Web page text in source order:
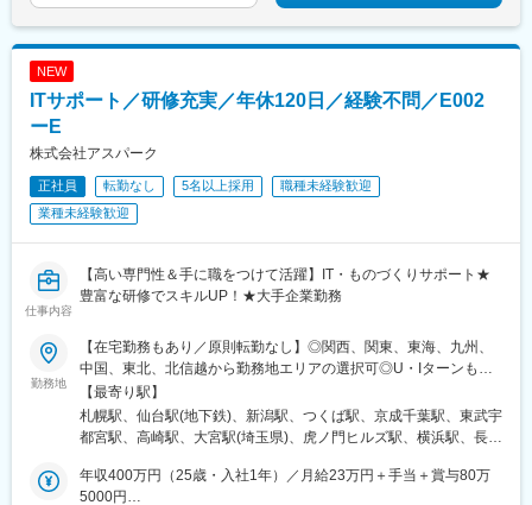
東比恵駅、渡辺橋駅、淀屋橋駅、鶴崎駅、西小倉駅、二島駅、今
池駅(福岡県)、上鳥羽口駅、竹下駅、小森江駅、甘木駅(西鉄線)、
広畑駅、住ノ江駅、江波駅、八本松駅、矢場町駅、大船駅、新羽
県)、丸の内駅(愛知県)、戸部駅、鶴見小野駅、三ツ沢下町駅、山
手駅、井土ケ谷駅、上永谷駅、和田町駅、鶴ケ峰駅、戸塚駅、赤
岡本駅(栃木県)、笠寺駅、村井駅、茅野駅、本山駅(愛知県)、さが
み野駅、小俣駅(栃木県)、新前橋駅、群馬藤岡駅、本庄駅、垂井
駅、徳山駅、周防下郷駅、道ノ尾駅、大波止駅、喜々津駅、国母
駅、松江駅、伊賀屋駅、弥生が丘駅、宮崎駅、南鹿児島駅、さっ
ぽろ駅、青葉通一番町駅、千葉駅、虎ノ門駅、神奈川駅、市役所
崎町駅、オークスカナルパークホテル富山前、四条駅(京都市営)、
神戸三宮駅(阪神)、姫路駅、岡山駅前駅、胡町駅、高松築港駅、天
横川駅、谷町四丁目駅、舟入幸町駅、大小路駅、亀戸駅、中津駅
(地下鉄)、六本木一丁目駅、ＪＲ難波駅、観月橋駅、海老江駅、中
之島駅、なにわ橋駅、甘木駅(甘木鉄道線)、住之江公園駅、上前津
駅、久屋大通駅、平沼橋駅、国道駅、蒔田駅、赤羽岩淵駅、セン
ター北駅、勾当台公園駅、本笠寺駅、自由ケ丘駅(愛知県)、出島
日吉町駅、新浜松駅、名鉄名古屋駅、梅田駅(地下鉄)、富山駅、京
都河原町駅、三ノ宮駅、西川緑道公園駅、銀山町駅、西鉄福岡
NEW
ITサポート／研修充実／年休120日／経験不問／E002
ーE
株式会社アスパーク
正社員 転勤なし 5名以上採用
職種未経験歓迎
業種未経験歓迎
仕事内容
【高い専門性＆手に職をつけて活躍】IT・ものづくりサポート★
豊富な研修でスキルUP！★大手企業勤務
勤務地
【在宅勤務もあり／原則転勤なし】◎関西、関東、東海、九州、
中国、東北、北信越から勤務地エリアの選択可◎U・Iターンも歓
迎！（引越し代全額負担・家賃95％補助など制度完備）■関西エ
リア（大阪、京都、兵庫、奈良、和歌山、滋賀）■関東エリア（東
京、神奈川、千葉、埼玉、栃木、茨城、群馬など）■東海エリア
国エリア（広島、岡山、愛媛など）■東北エリア（宮城、福島な
ど）■北信越エリア（石川、福井、富山、新潟、長野など）のプロ
【最寄り駅】
札幌駅、仙台駅(地下鉄)、新潟駅、つくば駅、京成千葉駅、東武宇
都宮駅、高崎駅、大宮駅(埼玉県)、虎ノ門ヒルズ駅、横浜駅、長野
線)、インテック本社前駅、烏丸駅、三宮駅(神戸新交通)、山陽姫
路駅、岡山駅、八丁堀駅(広島県)、高松駅(香川県)、天神駅、花畑
年収400万円（25歳・入社1年）／月給23万円＋手当＋賞与80万
5000円